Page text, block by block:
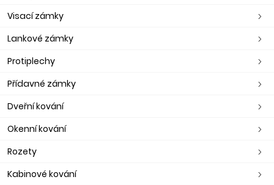
Visací zámky
Lankové zámky
Protiplechy
Přídavné zámky
Dveřní kování
Okenní kování
Rozety
Kabinové kování